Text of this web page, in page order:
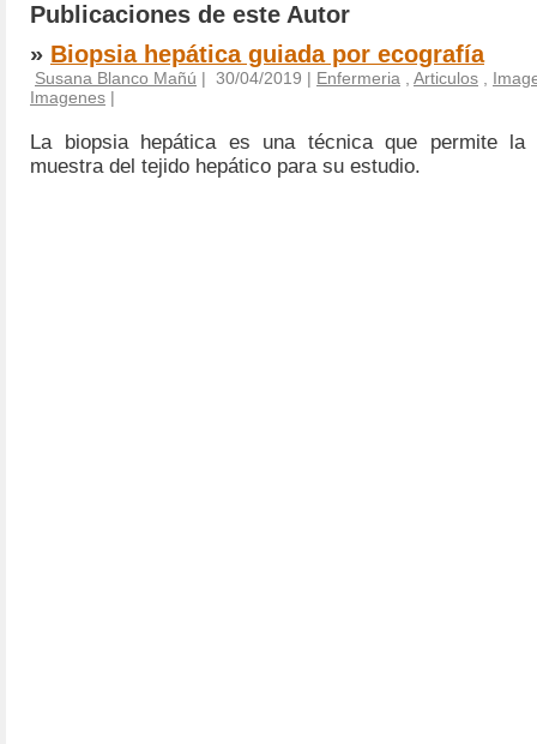
Publicaciones de este Autor
» Biopsia hepática guiada por ecografía
Susana Blanco Mañú | 30/04/2019 | Enfermeria Articulos
Imagenes |
La biopsia hepática es una técnica que permite la
muestra del tejido hepático para su estudio.